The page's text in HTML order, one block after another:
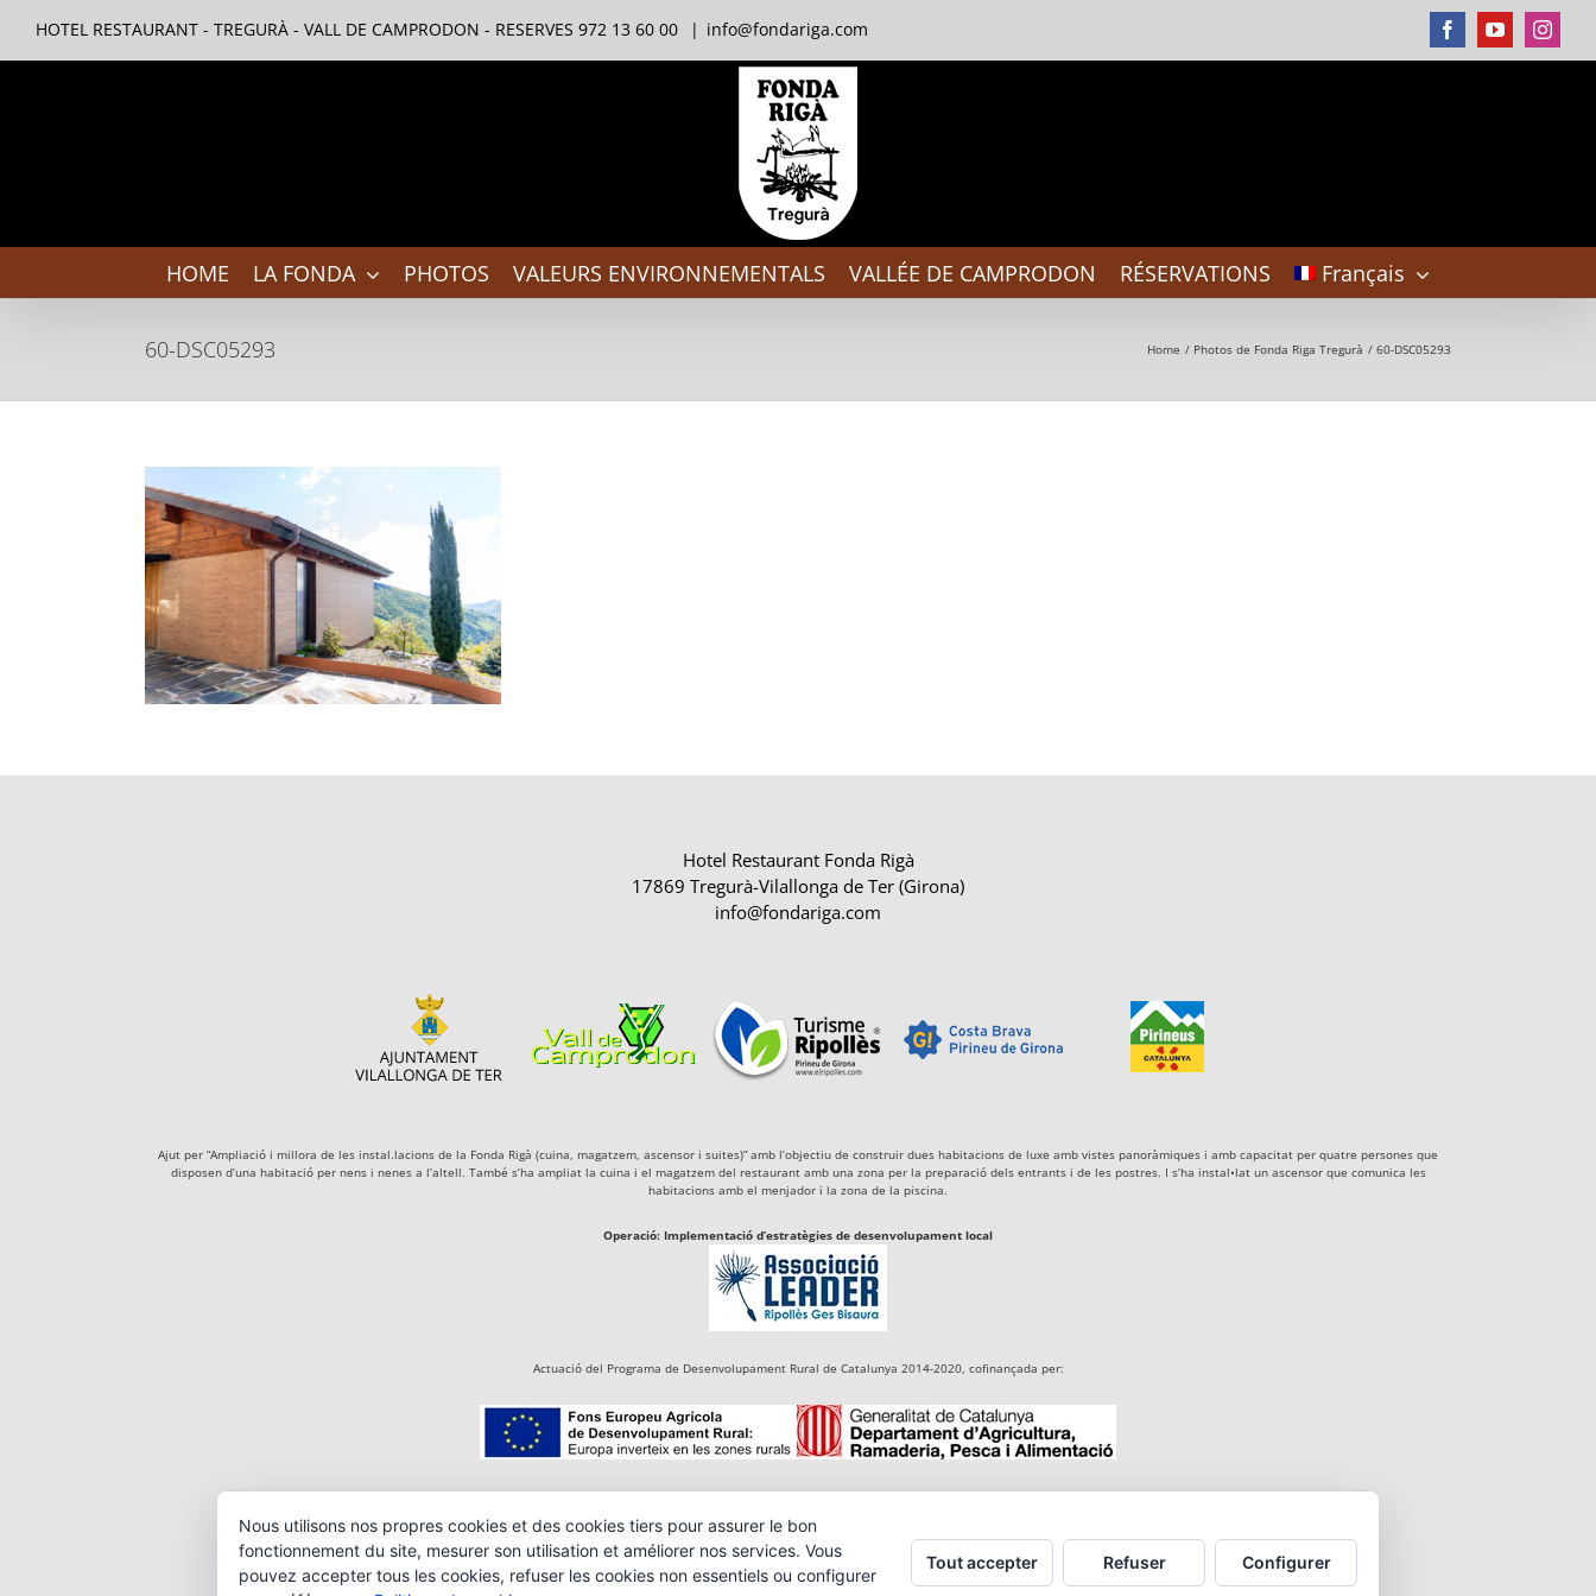
content
HOTEL RESTAURANT - TREGURÀ - VALL DE CAMPRODON - RESERVES 972 13 60 00 | info@fondariga.com FacebookYouTube
HOME LA FONDA PHOTOS VALEURS ENVIRONNEMENTALS VALLÉE DE CAMPRODON RÉSERVATIONS Français
60-DSC05293 Home Photos de Fonda Riga Tregurà 60-DSC05293
Hotel Restaurant Fonda Rigà
17869 Tregurà-Vilallonga de Ter (Girona)
info@fondariga.com
Ajut per “Ampliació i millora de les instal.lacions de la Fonda Rigà (cuina, magatzem, ascensor i suites)” amb l’objectiu de construir dues habitacions de luxe amb vistes panoràmiques i amb capacitat per quatre persones que
disposen d’una habitació per nens i nenes a l’altell. També s’ha ampliat la cuina i el magatzem del restaurant amb una zona per la preparació dels entrants i de les postres. I s’ha instal•lat un ascensor que comunica les
habitacions amb el menjador i la zona de la piscina.
Operació: Implementació d’estratègies de desenvolupament local
Actuació del Programa de Desenvolupament Rural de Catalunya 2014-2020, cofinançada per:
Nous utilisons nos propres cookies et des cookies tiers pour assurer le bon
fonctionnement du site, mesurer son utilisation et améliorer nos services. Vous
pouvez accepter tous les cookies, refuser les cookies non essentiels ou configurer
Tout accepter Refuser Configurer